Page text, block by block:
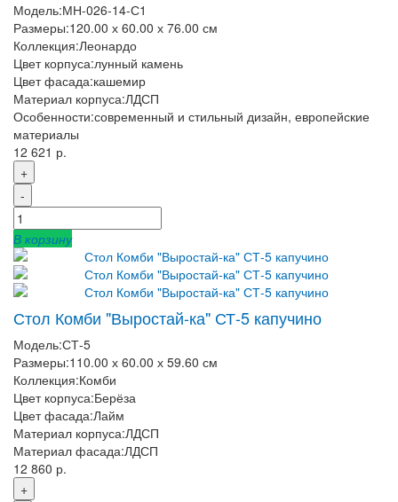
Модель:МН-026-14-С1
Размеры:120.00 х 60.00 х 76.00 см
Коллекция:Леонардо
Цвет корпуса:лунный камень
Цвет фасада:кашемир
Материал корпуса:ЛДСП
Особенности:современный и стильный дизайн, европейские
материалы
12 621 р.
+
-
В корзину
Стол Комби "Выростай-ка" СТ-5 капучино
Модель:СТ-5
Размеры:110.00 х 60.00 х 59.60 см
Коллекция:Комби
Цвет корпуса:Берёза
Цвет фасада:Лайм
Материал корпуса:ЛДСП
Материал фасада:ЛДСП
12 860 р.
+